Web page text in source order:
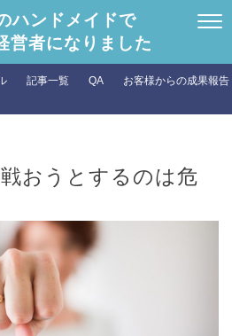
ハンドメイドで
営者になりました
記事一覧 QA お客様からの成果報告
おうとするのは危